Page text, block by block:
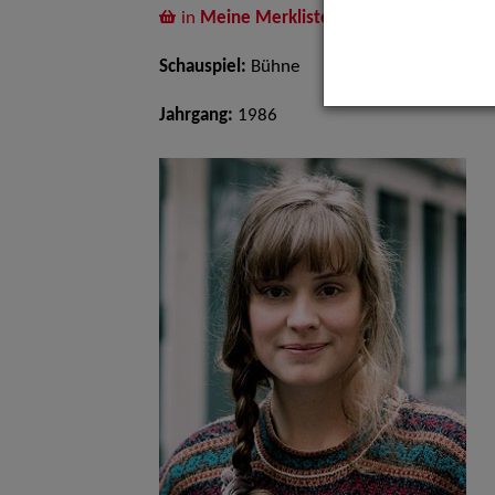
in Meine Merkliste
Schauspiel: Bühne
Jahrgang: 1986